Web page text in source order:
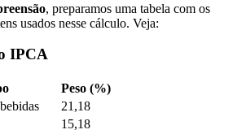
, preparamos uma tabela com os
usados nesse cálculo. Veja:
IPCA
Peso (%)
21,18
15,18